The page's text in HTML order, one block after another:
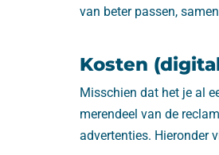
van beter passen,
Kosten
Misschien dat het je al
merendeel van de
advertenties. Hieronder